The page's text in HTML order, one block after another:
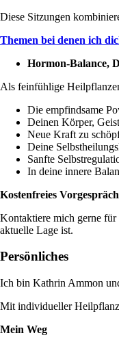
Diese Sitzungen
Themen bei denen ich
Hormon-Balance,
Als feinfühlige
Die empfindsame
Deinen Körper,
Neue Kraft zu
Deine
Sanfte
In deine innere
Kostenfreies Vorgespräch
Kontaktiere mich gerne
aktuelle Lage ist.
Persönliches
Ich bin Kathrin Ammon
Mit individueller
Mein Weg